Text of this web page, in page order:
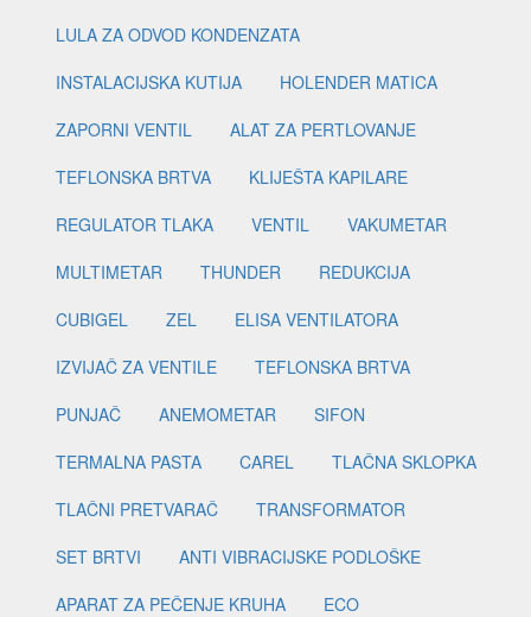
LULA ZA ODVOD KONDENZATA
INSTALACIJSKA KUTIJA
HOLENDER MATICA
ZAPORNI VENTIL
ALAT ZA PERTLOVANJE
TEFLONSKA BRTVA
KLIJEŠTA KAPILARE
REGULATOR TLAKA
VENTIL
VAKUMETAR
MULTIMETAR
THUNDER
REDUKCIJA
CUBIGEL
ZEL
ELISA VENTILATORA
IZVIJAČ ZA VENTILE
TEFLONSKA BRTVA
PUNJAČ
ANEMOMETAR
SIFON
TERMALNA PASTA
CAREL
TLAČNA SKLOPKA
TLAČNI PRETVARAČ
TRANSFORMATOR
SET BRTVI
ANTI VIBRACIJSKE PODLOŠKE
APARAT ZA PEČENJE KRUHA
ECO